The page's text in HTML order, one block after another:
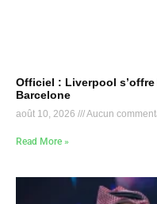
Officiel : Liverpool
Barcelone
août 10, 2026 Aucun
Read More »